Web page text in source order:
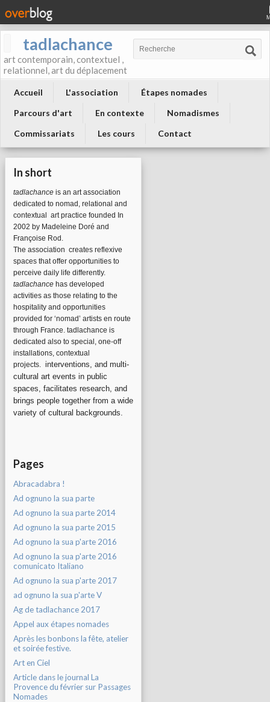
tadlachance
art contemporain, contextuel ,
relationnel, art du déplacement
Accueil L'association
Étapes nomades
Parcours d'art
En contexte
Nomadismes
Commissariats
Les cours Contact
In short
tadlachance is an art association
dedicated to nomad, relational and
contextual art practice founded In
2002 by Madeleine Doré and
Françoise Rod.
The association creates reflexive
spaces that offer opportunities to
perceive daily life differently.
tadlachance has developed
activities as those relating to the
hospitality and opportunities
provided for ‘nomad’ artists en route
through France. tadlachance is
dedicated also to special, one-off
installations, contextual
projects. interventions, and multi-
cultural art events in public
spaces, facilitates research, and
brings people together from a wide
variety of cultural backgrounds.
Pages
Abracadabra !
Ad ognuno la sua parte
Ad ognuno la sua parte 2014
Ad ognuno la sua parte 2015
Ad ognuno la sua p'arte 2016
Ad ognuno la sua p'arte 2016
comunicato Italiano
Ad ognuno la sua p'arte 2017
ad ognuno la sua p'arte V
Ag de tadlachance 2017
Appel aux étapes nomades
Après les bonbons la fête, atelier
et soirée festive.
Art en Ciel
Article dans le journal La
Provence du février sur Passages
Nomades